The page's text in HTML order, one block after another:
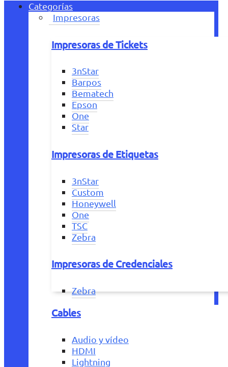
Categorías
Impresoras
Impresoras de Tickets
3nStar
Barpos
Bematech
Epson
One
Star
Impresoras de Etiquetas
3nStar
Custom
Honeywell
One
TSC
Zebra
Impresoras de Credenciales
Zebra
Cables
Audio y vídeo
HDMI
Lightning